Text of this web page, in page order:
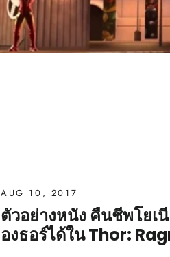
AUG 10, 2017
ตัวอย่างหนัง คืนชีพโย
องธอร์ได้ใน Thor: